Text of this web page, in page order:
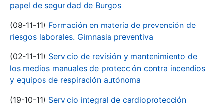
papel de seguridad de Burgos
(08-11-11) Formación en materia de prevención de
riesgos laborales. Gimnasia preventiva
(02-11-11) Servicio de revisión y mantenimiento de
los medios manuales de protección contra incendios
y equipos de respiración autónoma
(19-10-11) Servicio integral de cardioprotección